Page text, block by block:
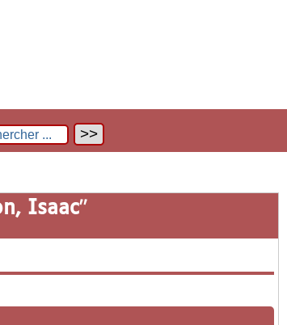
Isaac"